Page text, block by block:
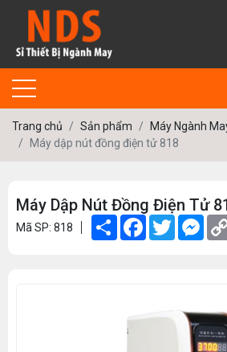
Trang chủ Sản phẩm Máy Ngành
Máy dập nút đồng điện tử 818
Máy Dập Nút Đồng Điện Tử
Mã SP: 818 Share Facebook
Twitter